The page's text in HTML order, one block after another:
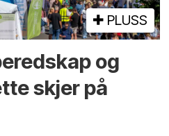
PLUSS
og
skjer på